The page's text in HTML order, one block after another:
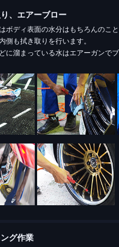
、エアーブロー
ボディ表面の水分はもちろんのこ
側も拭き取りを行います。
に溜まっている水はエアーガンで
グ作業